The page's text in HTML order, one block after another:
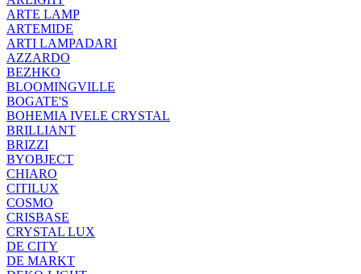
ARTE LAMP
ARTEMIDE
ARTI LAMPADARI
AZZARDO
BEZHKO
BLOOMINGVILLE
BOGATE'S
BOHEMIA IVELE CRYSTAL
BRILLIANT
BRIZZI
BYOBJECT
CHIARO
CITILUX
COSMO
CRISBASE
CRYSTAL LUX
DE CITY
DE MARKT